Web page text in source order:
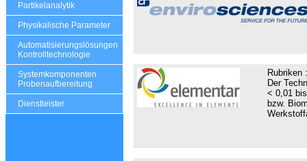
Partikelanalytik
Physikalische Parameter
Automatisierungslösungen
Kontrolltechnologie
Systemkomponenten
Probenaufbereitung
Dienstleister
Rubriken :
Der
< 0,01
bzw.